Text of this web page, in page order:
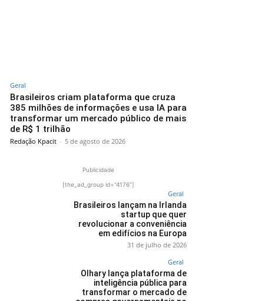
Geral
Brasileiros criam plataforma que cruza
385 milhões de informações e usa IA para
transformar um mercado público de mais
de R$ 1 trilhão
Redação Kpacit - 5 de agosto de 2026
Publicidade
[the_ad_group id="4176"]
Geral
Brasileiros lançam na Irlanda
startup que quer
revolucionar a conveniência
em edifícios na Europa
31 de julho de 2026
Geral
Olhary lança plataforma de
inteligência pública para
transformar o mercado de